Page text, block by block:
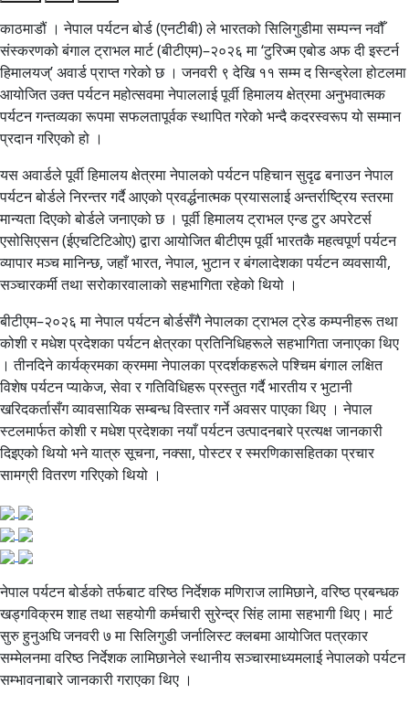
काठमाडौं । नेपाल पर्यटन बोर्ड (एनटीबी) ले भारतको सिलिगुडीमा सम्पन्न नवौँ
संस्करणको बंगाल ट्राभल मार्ट (बीटीएम)–२०२६ मा ‘टुरिज्म एबोड अफ दी इस्टर्न
हिमालयज्’ अवार्ड प्राप्त गरेको छ । जनवरी ९ देखि ११ सम्म द सिन्ड्रेला होटलमा
आयोजित उक्त पर्यटन महोत्सवमा नेपाललाई पूर्वी हिमालय क्षेत्रमा अनुभवात्मक
पर्यटन गन्तव्यका रूपमा सफलतापूर्वक स्थापित गरेको भन्दै कदरस्वरूप यो सम्मान
प्रदान गरिएको हो ।
यस अवार्डले पूर्वी हिमालय क्षेत्रमा नेपालको पर्यटन पहिचान सुदृढ बनाउन नेपाल
पर्यटन बोर्डले निरन्तर गर्दै आएको प्रवर्द्धनात्मक प्रयासलाई अन्तर्राष्ट्रिय स्तरमा
मान्यता दिएको बोर्डले जनाएको छ । पूर्वी हिमालय ट्राभल एन्ड टुर अपरेटर्स
एसोसिएसन (ईएचटिटिओए) द्वारा आयोजित बीटीएम पूर्वी भारतकै महत्वपूर्ण पर्यटन
व्यापार मञ्च मानिन्छ, जहाँ भारत, नेपाल, भुटान र बंगलादेशका पर्यटन व्यवसायी,
सञ्चारकर्मी तथा सरोकारवालाको सहभागिता रहेको थियो ।
बीटीएम–२०२६ मा नेपाल पर्यटन बोर्डसँगै नेपालका ट्राभल ट्रेड कम्पनीहरू तथा
कोशी र मधेश प्रदेशका पर्यटन क्षेत्रका प्रतिनिधिहरूले सहभागिता जनाएका थिए
। तीनदिने कार्यक्रमका क्रममा नेपालका प्रदर्शकहरूले पश्चिम बंगाल लक्षित
विशेष पर्यटन प्याकेज, सेवा र गतिविधिहरू प्रस्तुत गर्दै भारतीय र भुटानी
खरिदकर्तासँग व्यावसायिक सम्बन्ध विस्तार गर्ने अवसर पाएका थिए । नेपाल
स्टलमार्फत कोशी र मधेश प्रदेशका नयाँ पर्यटन उत्पादनबारे प्रत्यक्ष जानकारी
दिइएको थियो भने यात्रु सूचना, नक्सा, पोस्टर र स्मरणिकासहितका प्रचार
सामग्री वितरण गरिएको थियो ।
नेपाल पर्यटन बोर्डको तर्फबाट वरिष्ठ निर्देशक मणिराज लामिछाने, वरिष्ठ प्रबन्धक
खड्गविक्रम शाह तथा सहयोगी कर्मचारी सुरेन्द्र सिंह लामा सहभागी थिए। मार्ट
सुरु हुनुअघि जनवरी ७ मा सिलिगुडी जर्नालिस्ट क्लबमा आयोजित पत्रकार
सम्मेलनमा वरिष्ठ निर्देशक लामिछानेले स्थानीय सञ्चारमाध्यमलाई नेपालको पर्यटन
सम्भावनाबारे जानकारी गराएका थिए ।